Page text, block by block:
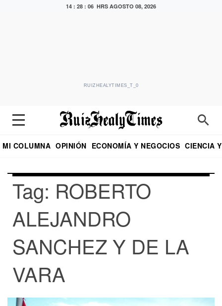
14 : 28 : 07 HRS AGOSTO 08, 2026
RUIZHEALYTIMES_T_0
MI COLUMNA OPINIÓN ECONOMÍA Y NEGOCIOS CIENCIA
Tag: ROBERTO
ALEJANDRO
SANCHEZ Y DE LA
VARA